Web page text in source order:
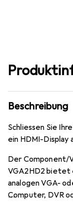
Beschreibung
Schliessen Sie
ein HDMI-Display
Der Component/
VGA2HD2 bietet
analogen VGA-
Computer, DVR